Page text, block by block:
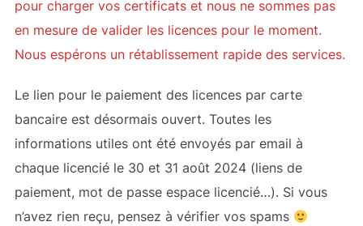
pour charger vos certificats et nous ne sommes pas
en mesure de valider les licences pour le moment.
Nous espérons un rétablissement rapide des services.
Le lien pour le paiement des licences par carte
bancaire est désormais ouvert. Toutes les
informations utiles ont été envoyés par email à
chaque licencié le 30 et 31 août 2024 (liens de
paiement, mot de passe espace licencié…). Si vous
n’avez rien reçu, pensez à vérifier vos spams